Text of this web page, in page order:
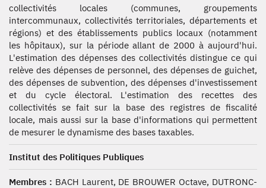
collectivités locales (communes, groupements
intercommunaux, collectivités territoriales, départements et
régions) et des établissements publics locaux (notamment
les hôpitaux), sur la période allant de 2000 à aujourd'hui.
L'estimation des dépenses des collectivités distingue ce qui
relève des dépenses de personnel, des dépenses de guichet,
des dépenses de subvention, des dépenses d'investissement
et du cycle électoral. L'estimation des recettes des
collectivités se fait sur la base des registres de fiscalité
locale, mais aussi sur la base d'informations qui permettent
de mesurer le dynamisme des bases taxables.
Institut des Politiques Publiques
Membres : BACH Laurent, DE BROUWER Octave, DUTRONC-